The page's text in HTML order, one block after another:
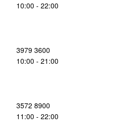
10:00 - 22:00
3979 3600
10:00 - 21:00
3572 8900
11:00 - 22:00